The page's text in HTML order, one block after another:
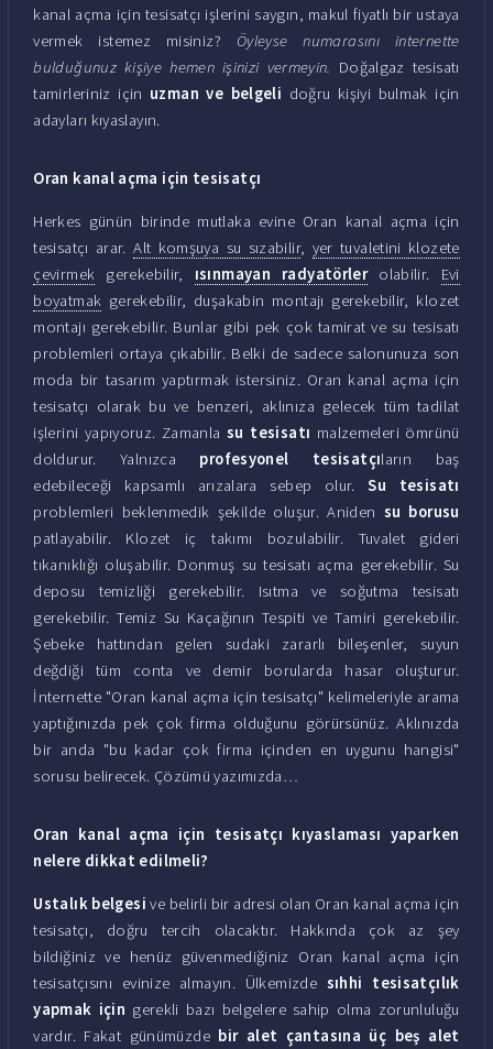
kanal açma için tesisatçı işlerini saygın, makul fiyatlı bir ustaya
vermek istemez misiniz? Öyleyse numarasını internette
bulduğunuz kişiye hemen işinizi vermeyin. Doğalgaz tesisatı
tamirleriniz için uzman ve belgeli doğru kişiyi bulmak için
adayları kıyaslayın.
Oran kanal açma için tesisatçı
Herkes günün birinde mutlaka evine Oran kanal açma için
tesisatçı arar.Alt komşuya su sızabilir, yer tuvaletini klozete
çevirmek gerekebilir, ısınmayan radyatörlerolabilir. Evi
boyatmak gerekebilir, duşakabin montajı gerekebilir, klozet
montajı gerekebilir. Bunlar gibi pek çok tamirat ve su tesisatı
problemleri ortaya çıkabilir. Belki de sadece salonunuza son
moda bir tasarım yaptırmak istersiniz. Oran kanal açma için
tesisatçı olarak bu ve benzeri, aklınıza gelecek tüm tadilat
işlerini yapıyoruz. Zamanlasu tesisatı malzemeleri ömrünü
doldurur. Yalnızca profesyonel tesisatçıların baş
edebileceği kapsamlı arızalara sebep olur.Su tesisatı
problemleri beklenmedik şekilde oluşur. Aniden su borusu
patlayabilir. Klozet iç takımı bozulabilir. Tuvalet gideri
tıkanıklığı oluşabilir. Donmuş su tesisatı açma gerekebilir. Su
deposu temizliği gerekebilir. Isıtma ve soğutma tesisatı
gerekebilir. Temiz Su Kaçağının Tespiti ve Tamiri gerekebilir.
Şebeke hattından gelen sudaki zararlı bileşenler, suyun
değdiği tüm conta ve demir borularda hasar oluşturur.
İnternette "Oran kanal açma için tesisatçı" kelimeleriyle arama
yaptığınızda pek çok firma olduğunu görürsünüz. Aklınızda
bir anda "bu kadar çok firma içinden en uygunu hangisi"
sorusu belirecek. Çözümü yazımızda…
Oran kanal açma için tesisatçı kıyaslaması yaparken
nelere dikkat edilmeli?
Ustalık belgesi ve belirli bir adresi olan Oran kanal açma için
tesisatçı, doğru tercih olacaktır. Hakkında çok az şey
bildiğiniz ve henüz güvenmediğiniz Oran kanal açma için
tesisatçısını evinize almayın. Ülkemizde sıhhi tesisatçılık
yapmak için gerekli bazı belgelere sahip olma zorunluluğu
vardır. Fakat günümüzde bir alet çantasına üç beş alet